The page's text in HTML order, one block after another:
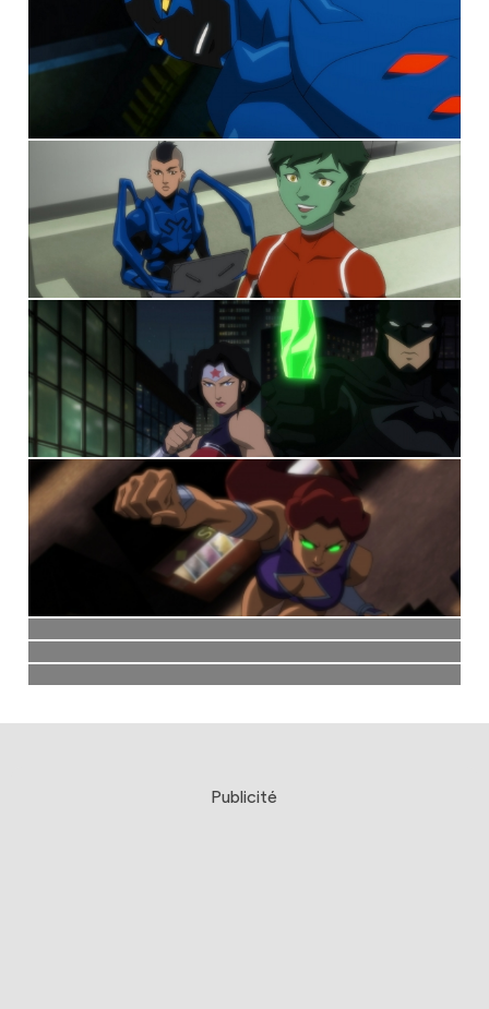
Publicité